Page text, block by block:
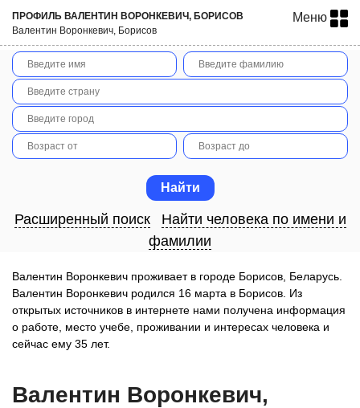
ПРОФИЛЬ ВАЛЕНТИН ВОРОНКЕВИЧ, БОРИСОВ
Валентин Воронкевич, Борисов
Меню
Расширенный поиск
Найти человека по имени и
фамилии
Валентин Воронкевич проживает в городе Борисов, Беларусь.
Валентин Воронкевич родился 16 марта в Борисов. Из
открытых источников в интернете нами получена информация
о работе, место учебе, проживании и интересах человека и
сейчас ему 35 лет.
Валентин Воронкевич,